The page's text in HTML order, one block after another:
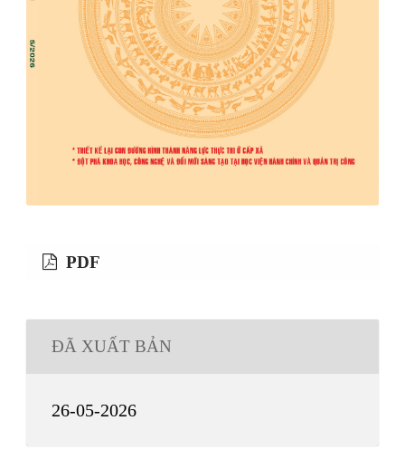
PDF
ĐÃ XUẤT BẢN
26-05-2026